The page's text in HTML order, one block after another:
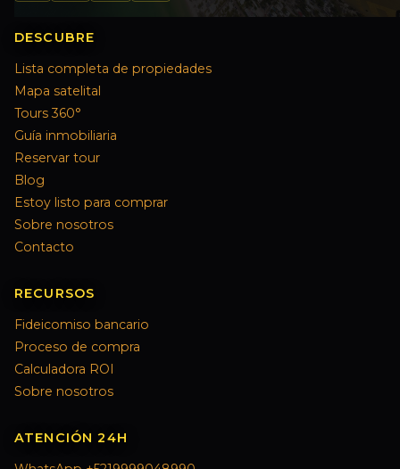
DESCUBRE
Lista completa de propiedades
Mapa satelital
Tours 360°
Guía inmobiliaria
Reservar tour
Blog
Estoy listo para comprar
Sobre nosotros
Contacto
RECURSOS
Fideicomiso bancario
Proceso de compra
Calculadora ROI
Sobre nosotros
ATENCIÓN 24H